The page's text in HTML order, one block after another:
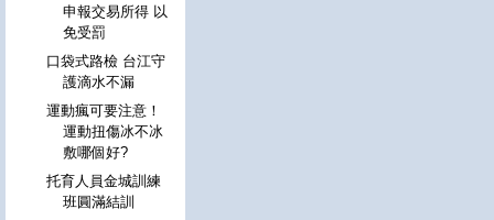
申報交易所得 以
免受罰
口袋式路檢 台江守
護滴水不漏
運動瘋可要注意！
運動扭傷冰不冰
敷哪個好?
托育人員金城訓練
班圓滿結訓